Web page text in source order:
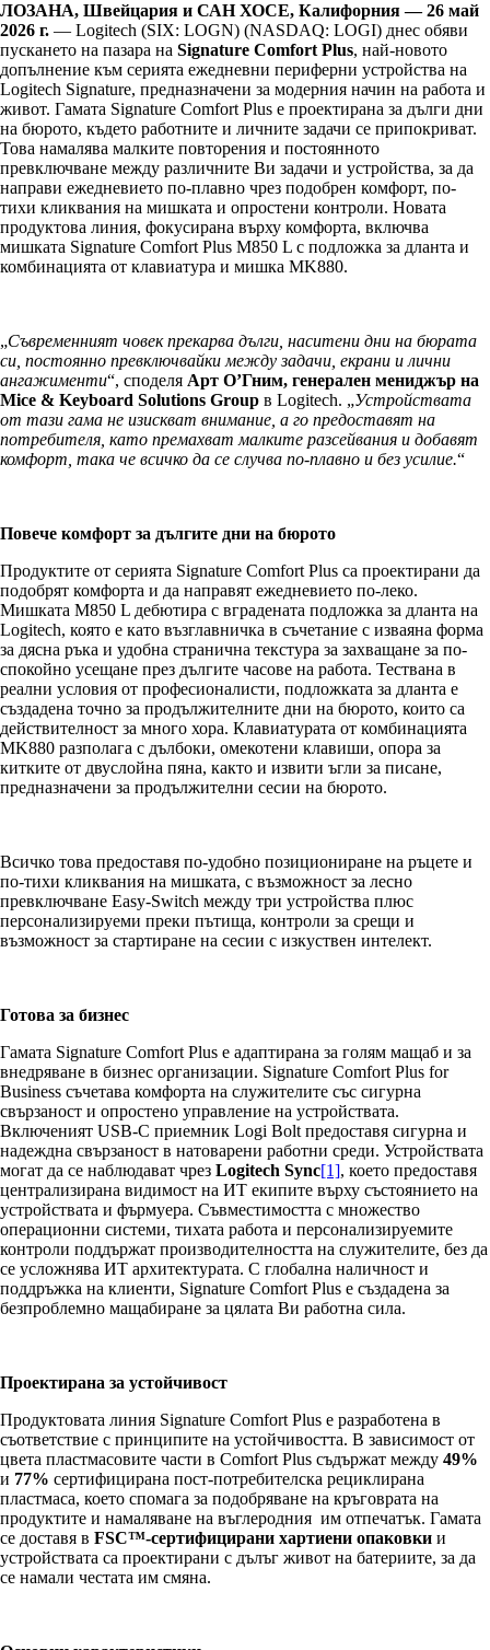
ЛОЗАНА, Швейцария и САН ХОСЕ, Калифорния — 26 май
2026 г. — Logitech (SIX: LOGN) (NASDAQ: LOGI) днес обяви
пускането на пазара на Signature Comfort Plus, най-новото
допълнение към серията ежедневни периферни устройства на
Logitech Signature, предназначени за модерния начин на работа и
живот. Гамата Signature Comfort Plus е проектирана за дълги дни
на бюрото, където работните и личните задачи се припокриват.
Това намалява малките повторения и постоянното
превключване между различните Ви задачи и устройства, за да
направи ежедневието по-плавно чрез подобрен комфорт, по-
тихи кликвания на мишката и опростени контроли. Новата
продуктова линия, фокусирана върху комфорта, включва
мишката Signature Comfort Plus M850 L с подложка за дланта и
комбинацията от клавиатура и мишка MK880.
„Съвременният човек прекарва дълги, наситени дни на бюрата
си, постоянно превключвайки между задачи, екрани и лични
ангажименти“, споделя Арт О’Гним, генерален мениджър на
Mice & Keyboard Solutions Group в Logitech. „Устройствата
от тази гама не изискват внимание, а го предоставят на
потребителя, като премахват малките разсейвания и добавят
комфорт, така че всичко да се случва по-плавно и без усилие.“
Повече комфорт за дългите дни на бюрото
Продуктите от серията Signature Comfort Plus са проектирани да
подобрят комфорта и да направят ежедневието по-леко.
Мишката M850 L дебютира с вградената подложка за дланта на
Logitech, която е като възглавничка в съчетание с изваяна форма
за дясна ръка и удобна странична текстура за захващане за по-
спокойно усещане през дългите часове на работа. Тествана в
реални условия от професионалисти, подложката за дланта е
създадена точно за продължителните дни на бюрото, които са
действителност за много хора. Клавиатурата от комбинацията
MK880 разполага с дълбоки, омекотени клавиши, опора за
китките от двуслойна пяна, както и извити ъгли за писане,
предназначени за продължителни сесии на бюрото.
Всичко това предоставя по-удобно позициониране на ръцете и
по-тихи кликвания на мишката, с възможност за лесно
превключване Easy-Switch между три устройства плюс
персонализируеми преки пътища, контроли за срещи и
възможност за стартиране на сесии с изкуствен интелект.
Готова за бизнес
Гамата Signature Comfort Plus е адаптирана за голям мащаб и за
внедряване в бизнес организации. Signature Comfort Plus for
Business съчетава комфорта на служителите със сигурна
свързаност и опростено управление на устройствата.
Включеният USB-C приемник Logi Bolt предоставя сигурна и
надеждна свързаност в натоварени работни среди. Устройствата
могат да се наблюдават чрез Logitech Sync[1], което предоставя
централизирана видимост на ИТ екипите върху състоянието на
устройствата и фърмуера. Съвместимостта с множество
операционни системи, тихата работа и персонализируемите
контроли поддържат производителността на служителите, без да
се усложнява ИТ архитектурата. С глобална наличност и
поддръжка на клиенти, Signature Comfort Plus е създадена за
безпроблемно мащабиране за цялата Ви работна сила.
Проектирана за устойчивост
Продуктовата линия Signature Comfort Plus е разработенa в
съответствие с принципите на устойчивостта. В зависимост от
цвета пластмасовите части в Comfort Plus съдържат между 49%
и 77% сертифицирана пост-потребителска рециклирана
пластмаса, което спомага за подобряване на кръговрата на
продуктите и намаляване на въглеродния им отпечатък. Гамата
се доставя в FSC™-сертифицирани хартиени опаковки и
устройствата са проектирани с дълъг живот на батериите, за да
се намали честата им смяна.